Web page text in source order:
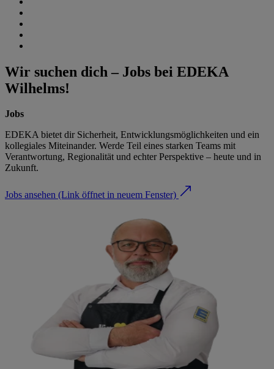
Wir suchen dich – Jobs bei EDEKA
Wilhelms!
Jobs
EDEKA bietet dir Sicherheit, Entwicklungsmöglichkeiten und ein
kollegiales Miteinander. Werde Teil eines starken Teams mit
Verantwortung, Regionalität und echter Perspektive – heute und in
Zukunft.
Jobs ansehen (Link öffnet in neuem Fenster)